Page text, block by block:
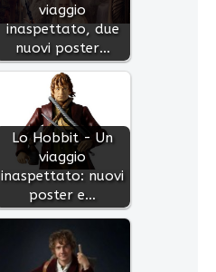
viaggio
inaspettato, due
nuovi poster…
Lo Hobbit - Un
viaggio
inaspettato: nuovi
poster e…